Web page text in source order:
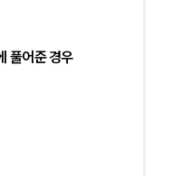
풀어준 경우